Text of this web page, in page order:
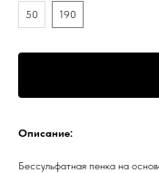
50
190
Описание:
Бессульфатная пенка на